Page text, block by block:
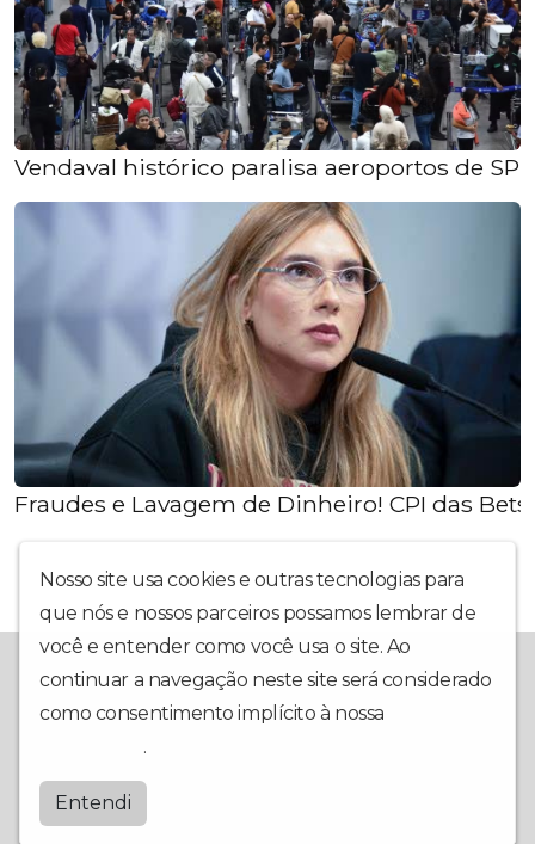
Vendaval histórico paralisa aeroportos de
Fraudes e Lavagem de Dinheiro! CPI das
Nosso site usa cookies e outras tecnologias para
que nós e nossos parceiros possamos lembrar de
você e entender como você usa o site. Ao
continuar a navegação neste site será considerado
como consentimento implícito à nossa
.
Entendi
programação interativa, muita informação, música e utilidade
pública, nosso foco é ter você em primeiro lugar. Conte com a